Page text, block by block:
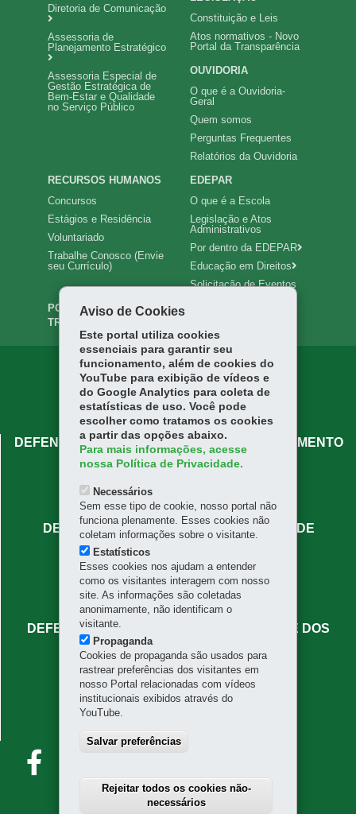
Diretoria de Comunicação
Assessoria de
Planejamento Estratégico
Assessoria Especial de
Gestão Estratégica de
Bem-Estar e Qualidade
no Serviço Público
Constituição e Leis
Atos normativos - Novo
Portal da Transparência
OUVIDORIA
O que é a Ouvidoria-
Geral
Quem somos
Perguntas Frequentes
Relatórios da Ouvidoria
RECURSOS HUMANOS
Concursos
Estágios e Residência
Voluntariado
Trabalhe Conosco (Envie
seu Currículo)
EDEPAR
O que é a Escola
Legislação e Atos
Administrativos
Por dentro da EDEPAR
Educação em Direitos
Solicitação de Eventos
PORTAL DA
TRANSPARÊNCIA
DEFENSORIA PÚBLICA DO PARANÁ - ATENDIMENTO
CENTRAL
Rua José Bonifácio, 66 - Centro
80020-130-
DEFENSORIA PÚBLICA DO PARANÁ - SEDE
ADMINISTRATIVA
Rua Mateus Leme, 1908 - Centro Cívico
80530-010-Curitiba-PR MAPA
(41) 3313-7336
DEFENSORIA PÚBLICA DO PARANÁ - SEDE DOS
NÚCLEOS ESPECIALIZADOS
Rua Benjamin Lins, 779 - Batel
80420-100-Curitiba- PR MAPA
faleconosco@defensoria.pr.def.br
Aviso de Cookies
Este portal utiliza cookies
essenciais para garantir seu
funcionamento, além de cookies do
YouTube para exibição de vídeos e
do Google Analytics para coleta de
estatísticas de uso. Você pode
escolher como tratamos os cookies
a partir das opções abaixo.
Para mais informações, acesse
nossa Política de Privacidade.
Necessários
Sem esse tipo de cookie, nosso portal não
funciona plenamente. Esses cookies não
coletam informações sobre o visitante.
Estatísticos
Esses cookies nos ajudam a entender
como os visitantes interagem com nosso
site. As informações são coletadas
anonimamente, não identificam o
visitante.
Propaganda
Cookies de propaganda são usados para
rastrear preferências dos visitantes em
nosso Portal relacionadas com vídeos
institucionais exibidos através do
YouTube.
Salvar preferências
Rejeitar todos os cookies não-
necessários